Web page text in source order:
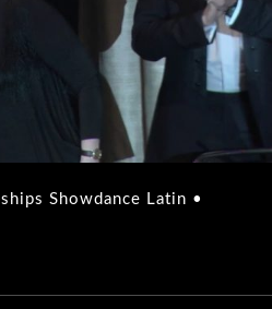
Showdance Latin •